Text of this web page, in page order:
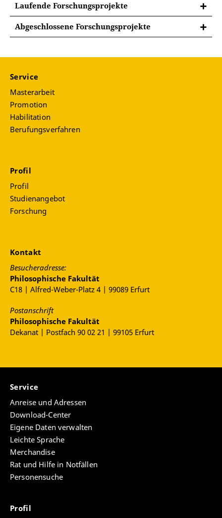
Laufende Forschungsprojekte
Abgeschlossene Forschungsprojekte
vom 18. bis zum 20. Jahrhundert”
Habilitation:
und Schulden in den USA vom Ende der Sklaverei
bei HSozKult
2025 (OAH) - Honorable Mention
USA vom 19. bis zum 21. Jahrhundert“
Sammelband: “Doing Space while Doing
Gender”
Jahre"
Service
Masterarbeit
Promotion
Habilitation
Berufungsverfahren
Profil
Profil
Studienangebot
Forschung
Kontakt
Besucheradresse:
Philosophische Fakultät
C18 | Alfred-Weber-Platz 4 | 99089 Erfurt
Postanschrift
Philosophische Fakultät
Dekanat | Postfach 90 02 21 | 99105 Erfurt
Service
Anreise und Adressen
Download-Center
Eigene Daten verwalten
Leichte Sprache
Merchandise
Rat und Hilfe in Notfällen
Personensuche
Profil